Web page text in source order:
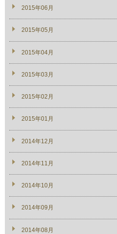
2015年06月
2015年05月
2015年04月
2015年03月
2015年02月
2015年01月
2014年12月
2014年11月
2014年10月
2014年09月
2014年08月